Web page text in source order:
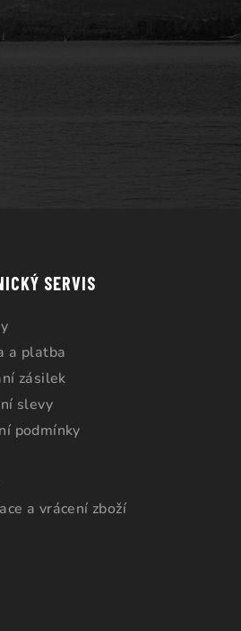
SERVIS
a platba
zásilek
slevy
podmínky
a vrácení zboží